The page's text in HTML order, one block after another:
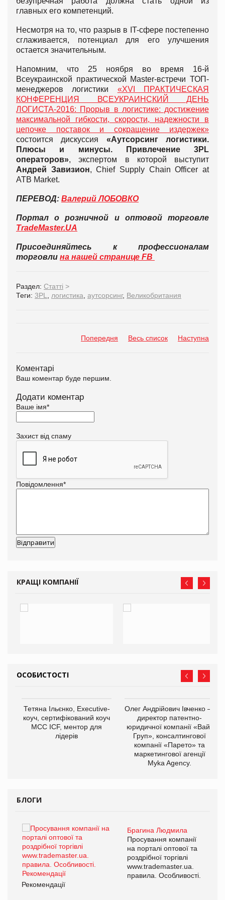
главных его компетенций.
Несмотря на то, что разрыв в IT-сфере постепенно
сглаживается, потенциал для его улучшения
остается значительным.
Напомним, что 25 ноября во время 16-й
Всеукраинской практической Master-встречи ТОП-
менеджеров логистики «XVI ПРАКТИЧЕСКАЯ
КОНФЕРЕНЦИЯ ВСЕУКРАИНСКИЙ ДЕНЬ
ЛОГИСТА-2016: Прорыв в логистике: достижение
максимальной гибкости, скорости, надежности в
цепочке поставок и сокращение издержек»
состоится дискуссия «Аутсорсинг логистики.
Плюсы и минусы. Привлечение 3PL
операторов», экспертом в которой выступит
Андрей Завизион, Chief Supply Chain Officer at
ATB Market.
ПЕРЕВОД: Валерий ЛОБОВКО
Портал о розничной и оптовой торговле
TradeMaster.UA
Присоединяйтесь к профессионалам
торговли на нашей странице FB
Раздел: Статті >
Теги: 3PL логистика аутсорсинг, Великобритания
Попередня Весь список Наступна
Коментарі
Ваш коментар буде першим.
Додати коментар
Ваше імя*
Захист від спаму
Повідомлення*
КРАЩІ КОМПАНІЇ
ОСОБИСТОСТІ
Тетяна Ільєнко, Executive-
коуч, сертифікований коуч
МСС ICF, ментор для
лідерів
Олег Андрійович Івченко —
директор патентно-
юридичної компанії «Вайз
Груп», консалтингової
компанії «Парето» та
маркетингової агенції
Myka Agency.
БЛОГИ
Брагина Людмила
Просування компанії
на порталі оптової та
роздрібної торгівлі
www.trademaster.ua.
правила. Особливості.
Рекомендації